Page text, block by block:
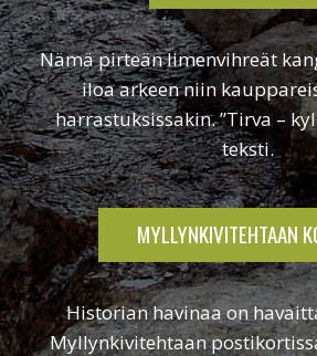
Nämä pirteän limenvihreät
iloa arkeen niin
harrastuksissakin. ”Tirva –
teksti.
MYLLYNKIVITEHTAAN
Historian havinaa on
Myllynkivitehtaan